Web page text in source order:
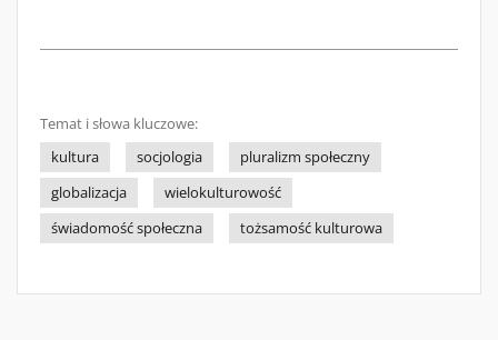
Temat i słowa kluczowe:
kultura
socjologia
pluralizm społeczny
globalizacja
wielokulturowość
świadomość społeczna
tożsamość kulturowa